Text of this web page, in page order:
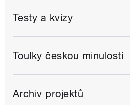
Testy a kvízy
Toulky českou minulostí
Archiv projektů